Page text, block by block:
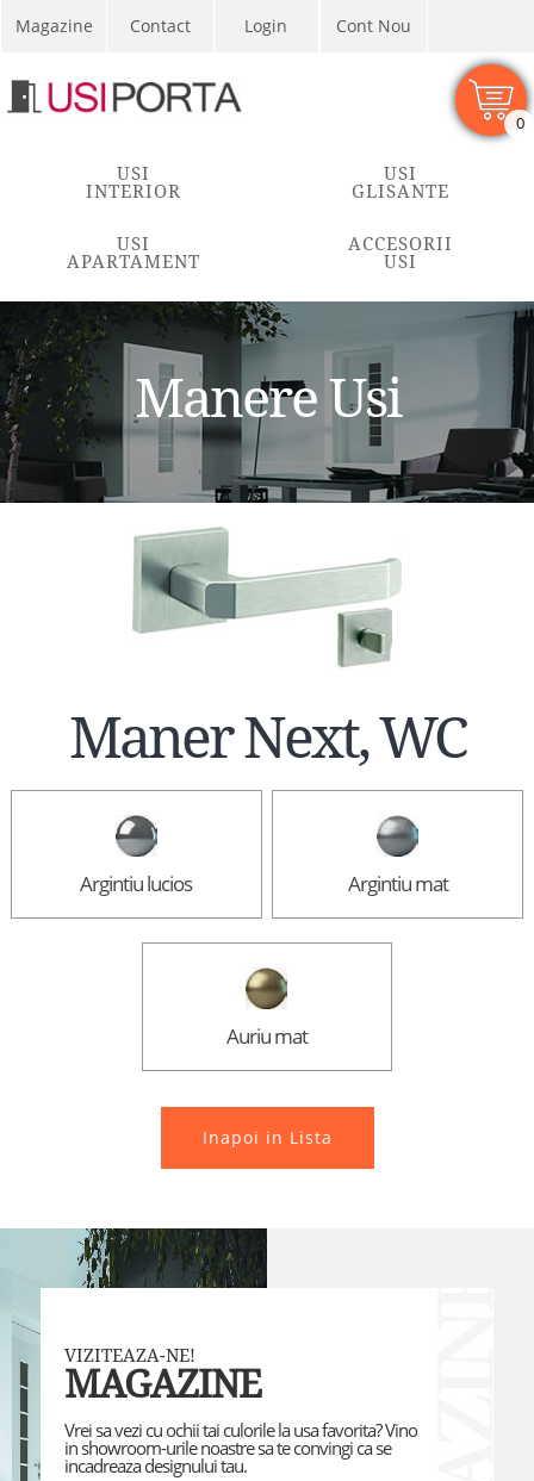
Magazine Contact Cont Nou
0
USI
INTERIOR
USI
GLISANTE
USI
APARTAMENT
ACCESORII
USI
Manere Usi
Maner Next, WC
Argintiu lucios Argintiu mat
Auriu mat
Inapoi in Lista
VIZITEAZA-NE!
MAGAZINE
Vrei sa vezi cu ochii tai culorile la usa favorita? Vino
in showroom-urile noastre sa te convingi ca se
incadreaza designului tau.